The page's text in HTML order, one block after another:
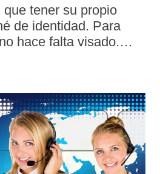
tener su propio
de identidad. Para
hace falta visado.
de sus fronteras.
Noruega y Suiza
miembros de
no pertenecer a la UE.
ejemplo, que es